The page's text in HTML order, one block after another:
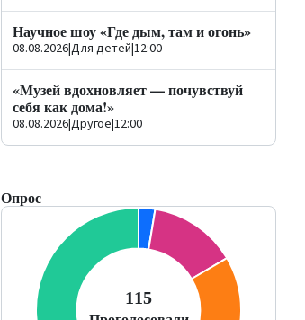
Научное шоу «Где дым, там и огонь»
08.08.2026|Для детей|12:00
«Музей вдохновляет — почувствуй
себя как дома!»
08.08.2026|Другое|12:00
Опрос